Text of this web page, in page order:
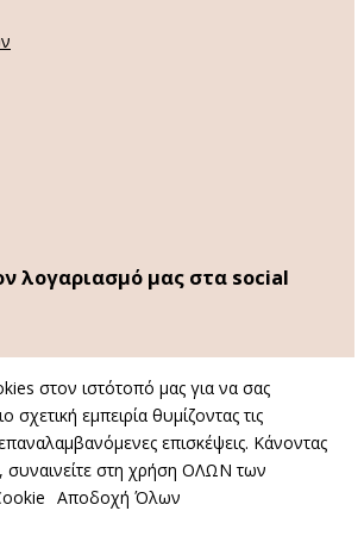
λογαριασμό μας στα social
στον ιστότοπό μας για να σας
εμπειρία θυμίζοντας τις
επισκέψεις. Κάνοντας
συναινείτε στη χρήση ΟΛΩΝ των
Αποδοχή Όλων